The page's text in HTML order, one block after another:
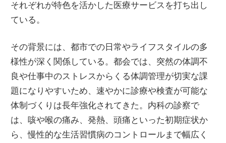
それぞれが特色を活かした医療サービスを打ち出し
ている。
その背景には、都市での日常やライフスタイルの多
様性が深く関係している。都会では、突然の体調不
良や仕事中のストレスからくる体調管理が切実な課
題になりやすいため、速やかに診療や検査が可能な
体制づくりは長年強化されてきた。内科の診察で
は、咳や喉の痛み、発熱、頭痛といった初期症状か
ら、慢性的な生活習慣病のコントロールまで幅広く